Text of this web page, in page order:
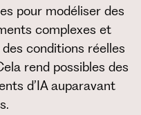
pour modéliser des
complexes et
conditions réelles
rend possibles des
d’IA auparavant